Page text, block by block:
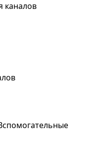
каналов